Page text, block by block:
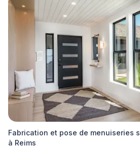
Fabrication et pose de menuiseries
à Reims